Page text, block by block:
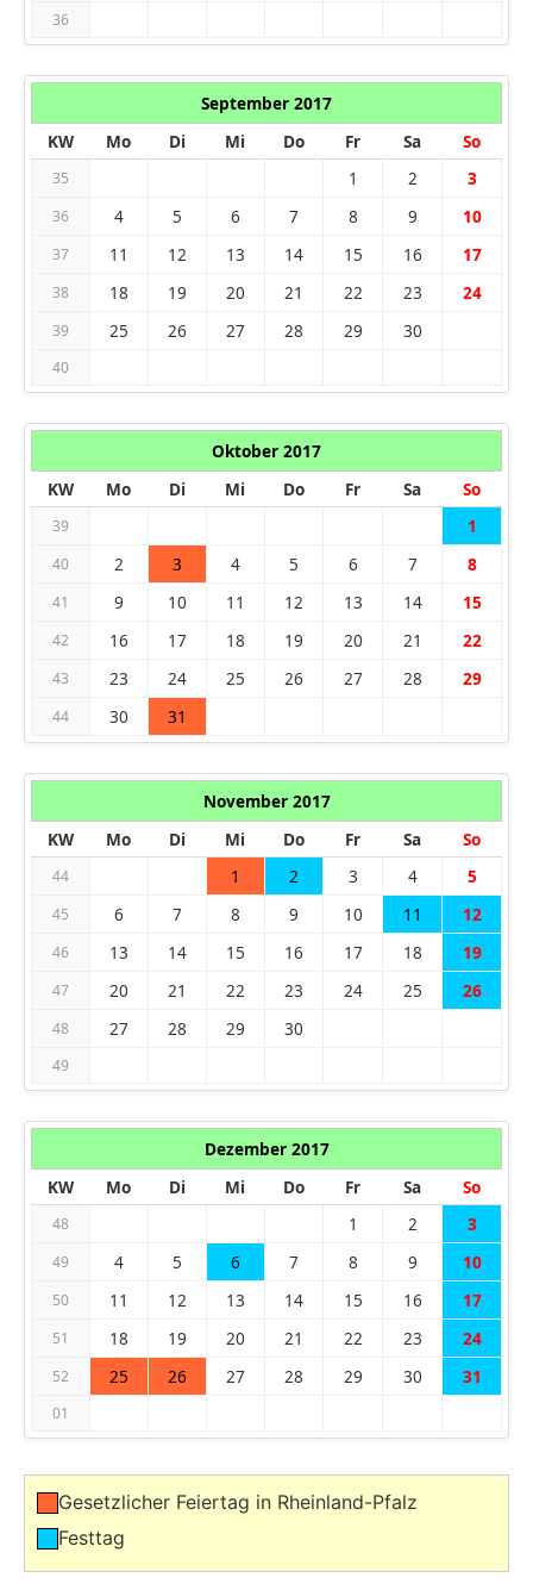
36
September 2017
KW
Mo Di Mi Do Fr Sa So
35 1 2 3
36 4 5 6 7 8 9 10
37 11 12 13 14 15 16 17
38 18 19 20 21 22 23 24
39 25 26 27 28 29 30
40
Oktober 2017
KW
Mo Di Mi Do Fr Sa So
39 1
40 2 3 4 5 6 7 8
41 9 10 11 12 13 14 15
42 16 17 18 19 20 21 22
43 23 24 25 26 27 28 29
44 30 31
November 2017
KW
Mo Di Mi Do Fr Sa So
44 1 2 3 4 5
45 6 7 8 9 10 11 12
46 13 14 15 16 17 18 19
47 20 21 22 23 24 25 26
48 27 28 29 30
49
Dezember 2017
KW
Mo Di Mi Do Fr Sa So
48 1 2 3
49 4 5 6 7 8 9 10
50 11 12 13 14 15 16 17
51 18 19 20 21 22 23 24
52 25 26 27 28 29 30 31
01
Gesetzlicher Feiertag in Rheinland-Pfalz
Festtag